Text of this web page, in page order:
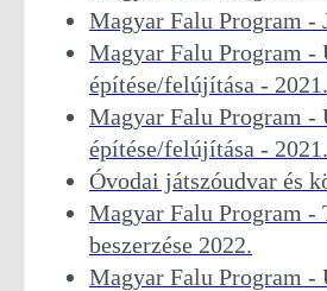
Magyar Falu Program -
Magyar Falu Program
építése/felújítása -
Magyar Falu Program
építése/felújítása - 2021.
Óvodai játszóudvar és
Magyar Falu Program -
beszerzése 2022.
Magyar Falu Program -